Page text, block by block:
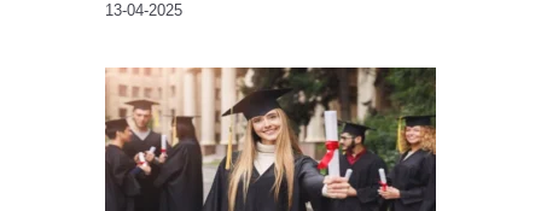
13-04-2025